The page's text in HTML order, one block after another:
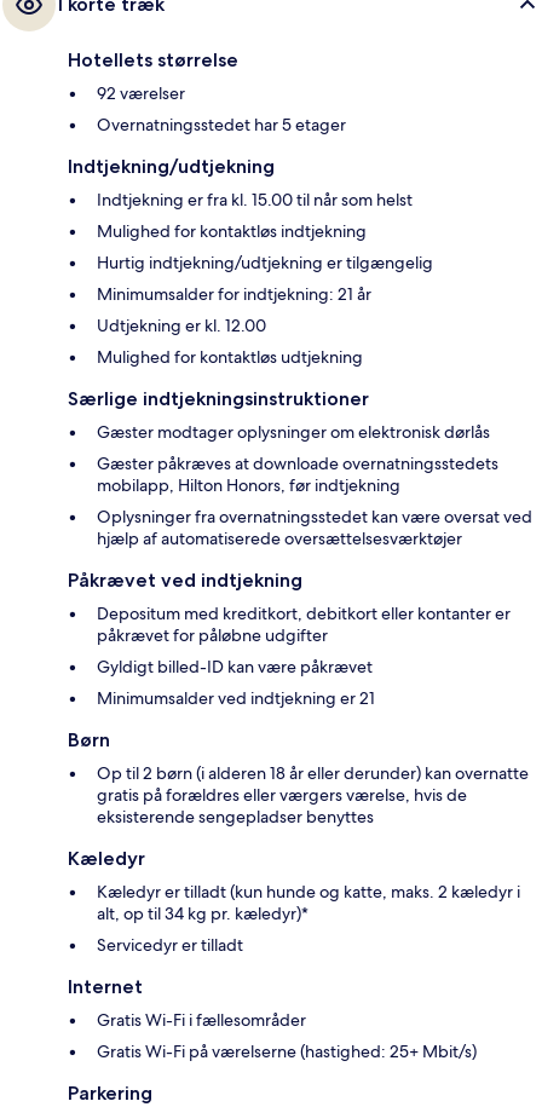
Hotellets størrelse
92 værelser
Overnatningsstedet har 5 etager
Indtjekning/udtjekning
Indtjekning er fra kl. 15.00 til når som helst
Mulighed for kontaktløs indtjekning
Hurtig indtjekning/udtjekning er tilgængelig
Minimumsalder for indtjekning: 21 år
Udtjekning er kl. 12.00
Mulighed for kontaktløs udtjekning
Særlige indtjekningsinstruktioner
Gæster modtager oplysninger om elektronisk dørlås
Gæster påkræves at downloade overnatningsstedets
mobilapp, Hilton Honors, før indtjekning
Oplysninger fra overnatningsstedet kan være oversat ved
hjælp af automatiserede oversættelsesværktøjer
Påkrævet ved indtjekning
Depositum med kreditkort, debitkort eller kontanter er
påkrævet for påløbne udgifter
Gyldigt billed-ID kan være påkrævet
Minimumsalder ved indtjekning er 21
Børn
Op til 2 børn (i alderen 18 år eller derunder) kan overnatte
gratis på forældres eller værgers værelse, hvis de
eksisterende sengepladser benyttes
Kæledyr
Kæledyr er tilladt (kun hunde og katte, maks. 2 kæledyr i
alt, op til 34 kg pr. kæledyr)*
Servicedyr er tilladt
Internet
Gratis Wi-Fi i fællesområder
Gratis Wi-Fi på værelserne (hastighed: 25+ Mbit/s)
Parkering